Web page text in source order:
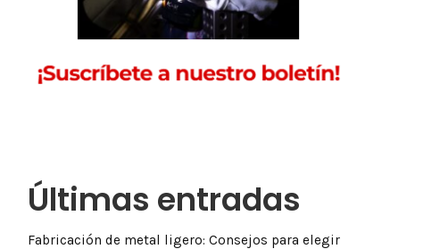
Últimas entradas
Fabricación de metal ligero: Consejos para elegir